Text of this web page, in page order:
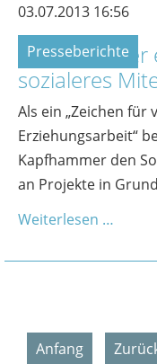
03.07.2013 16:56
Presseberichte
sozialeres
Als ein „Zeichen
Erziehungsarbeit“
Kapfhammer den
an Projekte in
Weiterlesen …
Anfang